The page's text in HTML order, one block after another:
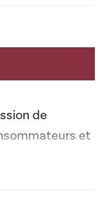
de
et
: 21-
ou cacher tous